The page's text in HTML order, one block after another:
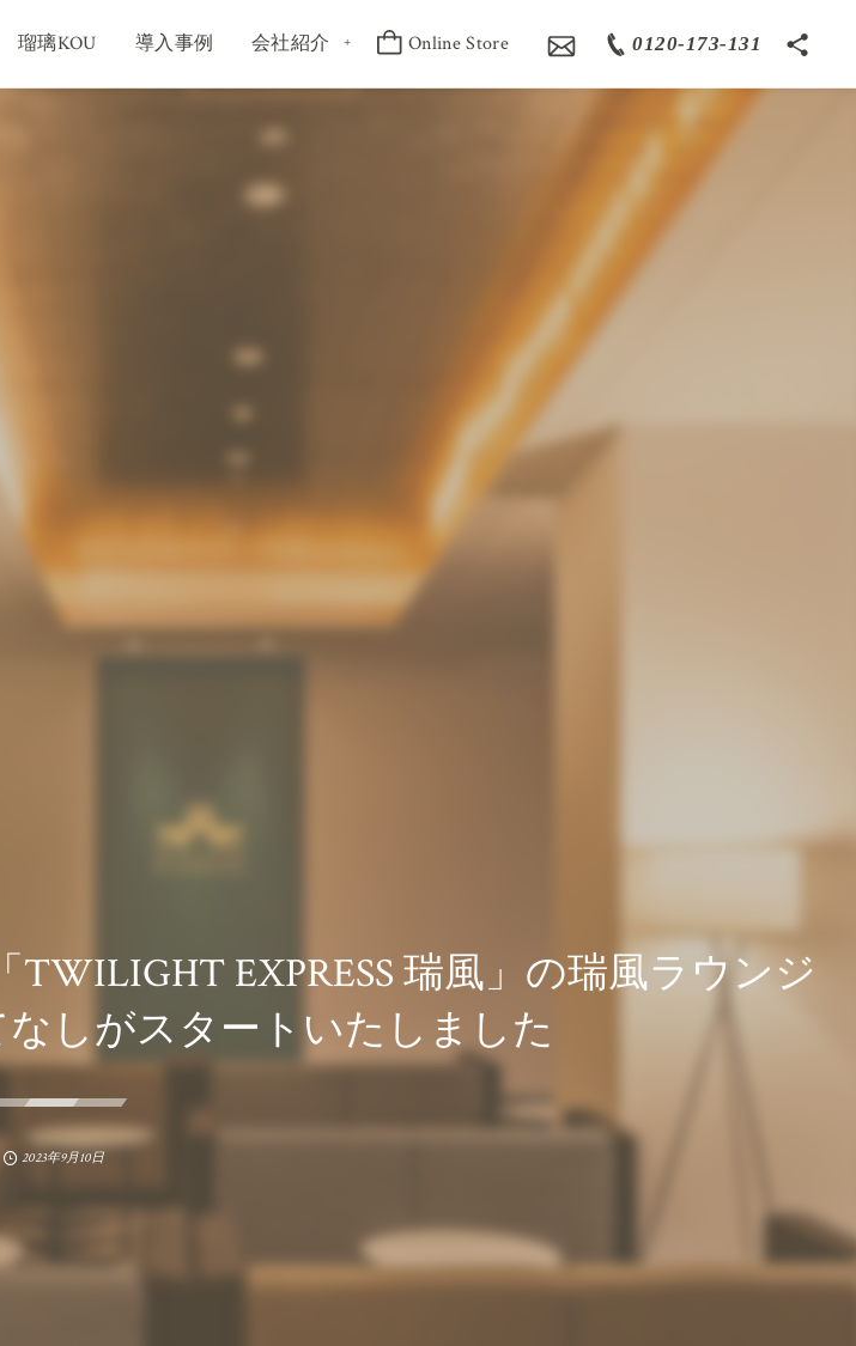
瑠璃KOU 導入事例 会社紹介 Online Store 0120-173-131
EXPRESS 瑞風」の瑞風ラウンジ
しがスタートいたしました
2023年9月10日